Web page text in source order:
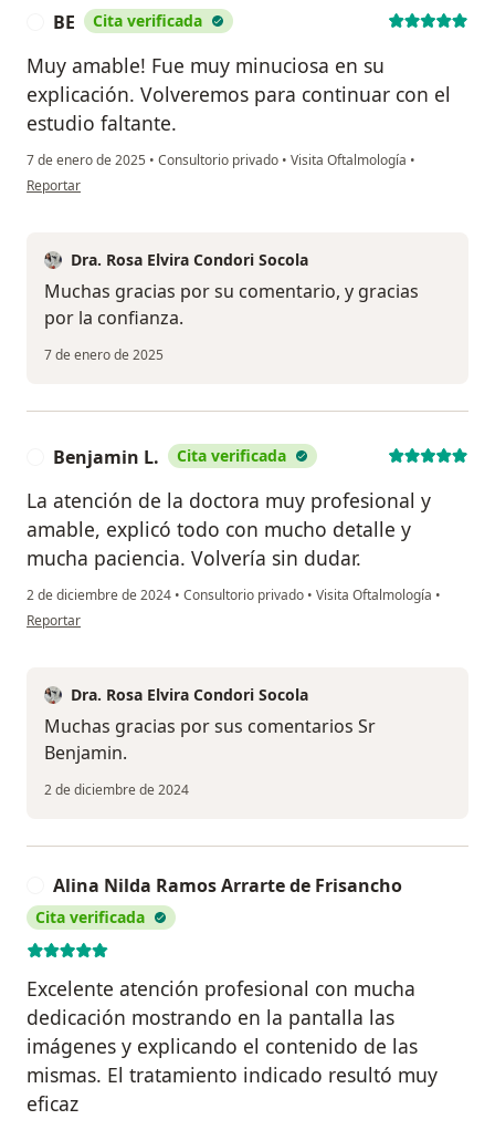
BE Cita verificada
Muy amable! Fue muy minuciosa en su
explicación. Volveremos para continuar con el
estudio faltante.
7 de enero de 2025 • Consultorio privado • Visita Oftalmología •
en opinión del usuario BE
Reportar
Dra. Rosa Elvira Condori Socola
Muchas gracias por su comentario, y gracias
por la confianza.
7 de enero de 2025
Benjamin L. Cita verificada
La atención de la doctora muy profesional y
amable, explicó todo con mucho detalle y
mucha paciencia. Volvería sin dudar.
2 de diciembre de 2024 • Consultorio privado • Visita Oftalmología •
en opinión del usuario Benjamin L.
Reportar
Dra. Rosa Elvira Condori Socola
Muchas gracias por sus comentarios Sr
Benjamin.
2 de diciembre de 2024
Alina Nilda Ramos Arrarte de Frisancho
Cita verificada
Excelente atención profesional con mucha
dedicación mostrando en la pantalla las
imágenes y explicando el contenido de las
mismas. El tratamiento indicado resultó muy
eficaz